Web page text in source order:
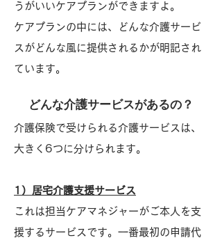
うがいいケアプランができますよ。
ケアプランの中には、どんな介護サービ
スがどんな風に提供されるかが明記され
ています。
どんな介護サービスがあるの？
介護保険で受けられる介護サービスは、
大きく6つに分けられます。
1）居宅介護支援サービス
これは担当ケアマネジャーがご本人を支
援するサービスです。一番最初の申請代